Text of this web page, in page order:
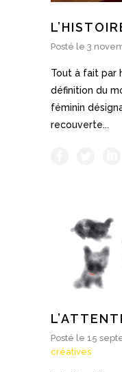
Posté le 3
Tout à fait par
définition du
féminin
recouverte...
Posté le 15
créatives